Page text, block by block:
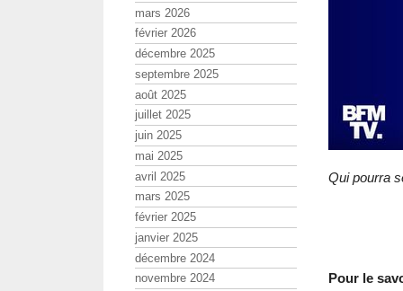
Qui pourra
Pour le
mars 2026
février 2026
décembre 2025
septembre 2025
août 2025
juillet 2025
juin 2025
mai 2025
avril 2025
mars 2025
février 2025
janvier 2025
décembre 2024
novembre 2024